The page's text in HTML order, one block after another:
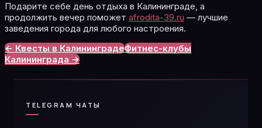
Подарите себе день отдыха в Калининграде, а
продолжить вечер поможет afrodita-39.ru — лучшие
заведения города для любого настроения.
← Квесты в КалининградеФитнес-клубы
Калининграда →
TELEGRAM ЧАТЫ